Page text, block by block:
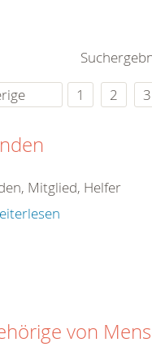
Uhr
1 2 3
Mitglied, Helfer
von